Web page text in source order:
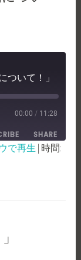
いて！」
00:00 / 11:28
SHARE
で再生 | 時間: